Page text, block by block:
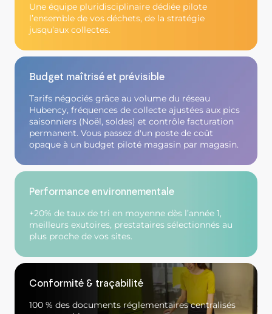
Une équipe pluridisciplinaire dédiée pilote
l’ensemble de vos déchets, de la stratégie
jusqu’aux collectes.
Budget maîtrisé et prévisible
Tarifs négociés grâce au volume du réseau
Hubency, fréquences de collecte ajustées aux pics
saisonniers (Noël, soldes) et contrôle facturation
permanent. Vous passez d'un poste de coût
opaque à un budget piloté magasin par magasin.
Performance environnementale
+20% de taux de tri en moyenne dès l’année 1,
meilleurs exutoires, prestataires sélectionnés au
plus proche de vos sites.
Conformité & traçabilité
100 % des documents réglementaires centralisés